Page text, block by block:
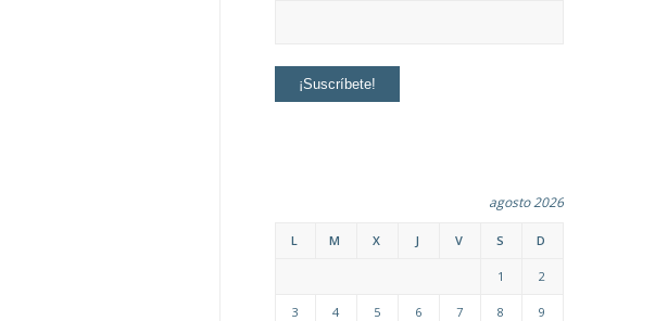
agosto 2026
L M X J V S D
1 2
3 4 5 6 7 8 9